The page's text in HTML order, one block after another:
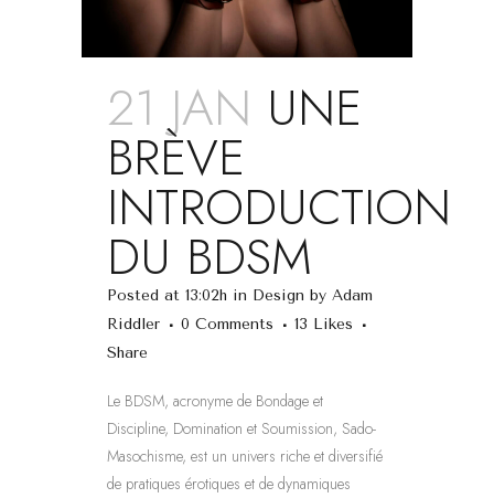
21 JAN UNE
BRÈVE
INTRODUCTION
DU BDSM
Posted at 13:02h in Design by Adam
Riddler
0 Comments 13 Likes
Share
Le BDSM, acronyme de Bondage et
Discipline, Domination et Soumission, Sado-
Masochisme, est un univers riche et diversifié
de pratiques érotiques et de dynamiques